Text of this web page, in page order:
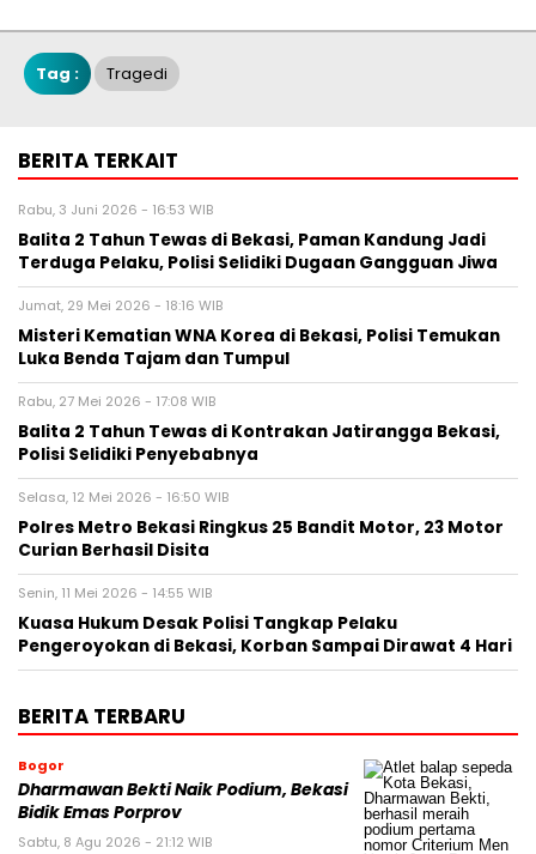
Tag : Tragedi
BERITA TERKAIT
Rabu, 3 Juni 2026 - 16:53 WIB
Balita 2 Tahun Tewas di Bekasi, Paman Kandung Jadi
Terduga Pelaku, Polisi Selidiki Dugaan Gangguan Jiwa
Jumat, 29 Mei 2026 - 18:16 WIB
Misteri Kematian WNA Korea di Bekasi, Polisi Temukan
Luka Benda Tajam dan Tumpul
Rabu, 27 Mei 2026 - 17:08 WIB
Balita 2 Tahun Tewas di Kontrakan Jatirangga Bekasi,
Polisi Selidiki Penyebabnya
Selasa, 12 Mei 2026 - 16:50 WIB
Polres Metro Bekasi Ringkus 25 Bandit Motor, 23 Motor
Curian Berhasil Disita
Senin, 11 Mei 2026 - 14:55 WIB
Kuasa Hukum Desak Polisi Tangkap Pelaku
Pengeroyokan di Bekasi, Korban Sampai Dirawat 4 Hari
BERITA TERBARU
Bogor
Dharmawan Bekti Naik Podium, Bekasi
Bidik Emas Porprov
Sabtu, 8 Agu 2026 - 21:12 WIB